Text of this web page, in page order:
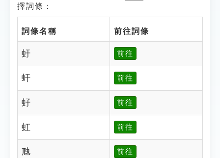
擇詞條：
詞條名稱 前往詞條
虶 前往
虷 前往
虸 前往
虹 前往
虺 前往